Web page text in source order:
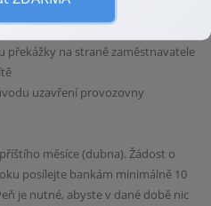
překážky na straně zaměstnavatele
uzavření provozovny
měsíce (dubna). Žádost o
posílejte bankám minimálně 10
je nutné, abyste v dané době nic